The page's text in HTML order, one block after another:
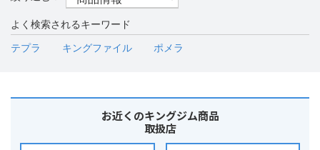
よく検索されるキーワード
テプラ キングファイル ポメラ
お近くのキングジム商品
取扱店